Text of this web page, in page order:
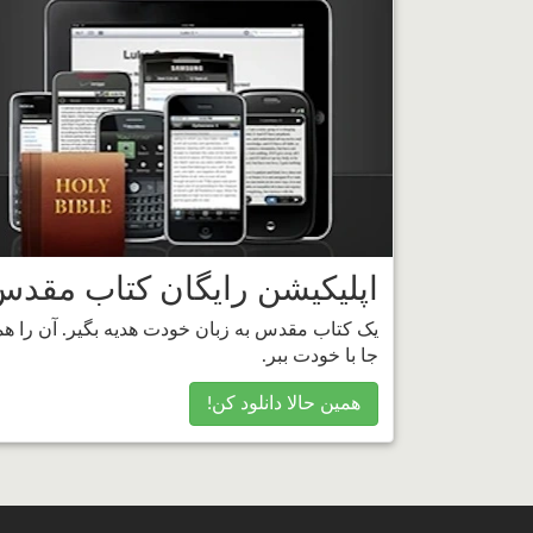
اپلیکیشن رایگان کتاب
یک کتاب مقدس به زبان خودت هدیه بگیر. آن را
جا با خودت ببر.
همین حالا دانلود کن!